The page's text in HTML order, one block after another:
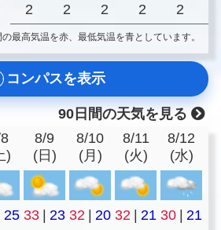
2 2 2 2 2
最高気温を赤、最低気温を青としています。
コンパスを表示
90日間の天気を見る
)
8/9
(日)
8/10
(月)
8/11
(火)
8/12
(水)
25 33 23 32 20 32 21 30
21